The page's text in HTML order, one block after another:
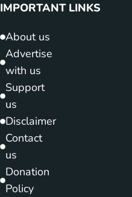
IMPORTANT LINKS
About us
Advertise
with us
Support
us
Disclaimer
Contact
us
Donation
Policy